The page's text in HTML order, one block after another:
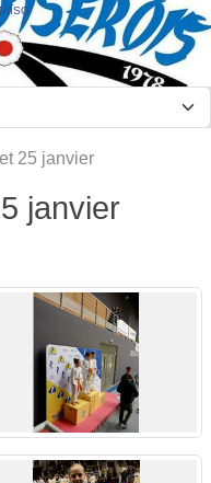
25 janvier
janvier